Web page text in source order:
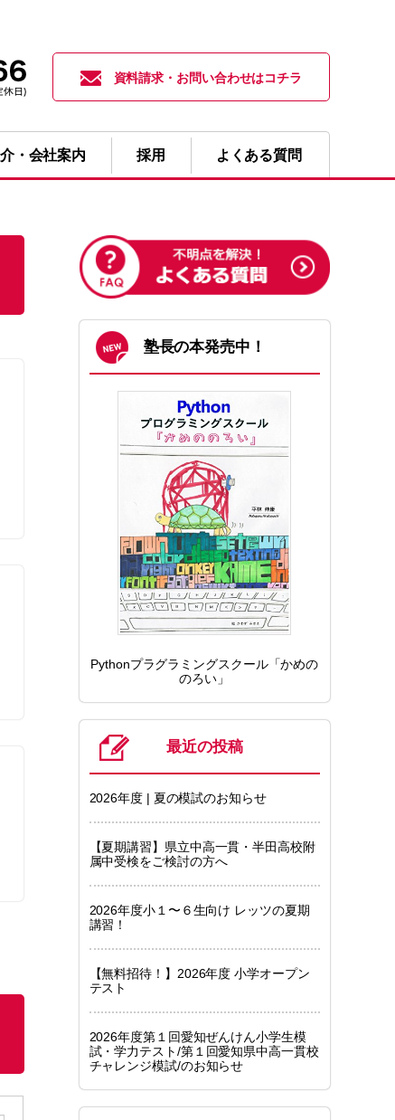
資料請求・お問い合わせはコチラ
・会社案内 採用 よくある質問
塾長の本発売中！
Pythonプラグラミングスクール「かめの
のろい」
最近の投稿
2026年度 | 夏の模試のお知らせ
【夏期講習】県立中高一貫・半田高校附
属中受検をご検討の方へ
2026年度小１〜６生向け レッツの夏期
講習！
【無料招待！】2026年度 小学オープン
テスト
2026年度第１回愛知ぜんけん小学生模
試・学力テスト/第１回愛知県中高一貫校
チャレンジ模試/のお知らせ